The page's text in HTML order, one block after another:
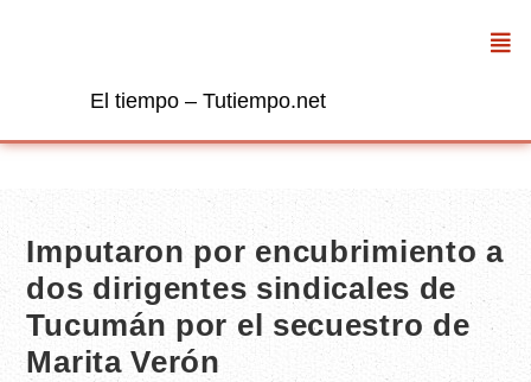
El tiempo – Tutiempo.net
Imputaron por encubrimiento a
dos dirigentes sindicales de
Tucumán por el secuestro de
Marita Verón